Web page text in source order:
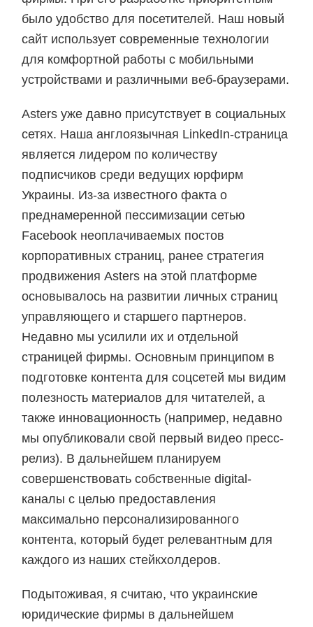
было удобство для посетителей. Наш новый
сайт использует современные технологии
для комфортной работы с мобильными
устройствами и различными веб-браузерами.
Asters уже давно присутствует в социальных
сетях. Наша англоязычная LinkedIn-страница
является лидером по количеству
подписчиков среди ведущих юрфирм
Украины. Из-за известного факта о
преднамеренной пессимизации сетью
Facebook неоплачиваемых постов
корпоративных страниц, ранее стратегия
продвижения Asters на этой платформе
основывалось на развитии личных страниц
управляющего и старшего партнеров.
Недавно мы усилили их и отдельной
страницей фирмы. Основным принципом в
подготовке контента для соцсетей мы видим
полезность материалов для читателей, а
также инновационность (например, недавно
мы опубликовали свой первый видео пресс-
релиз). В дальнейшем планируем
совершенствовать собственные digital-
каналы с целью предоставления
максимально персонализированного
контента, который будет релевантным для
каждого из наших стейкхолдеров.
Подытоживая, я считаю, что украинские
юридические фирмы в дальнейшем